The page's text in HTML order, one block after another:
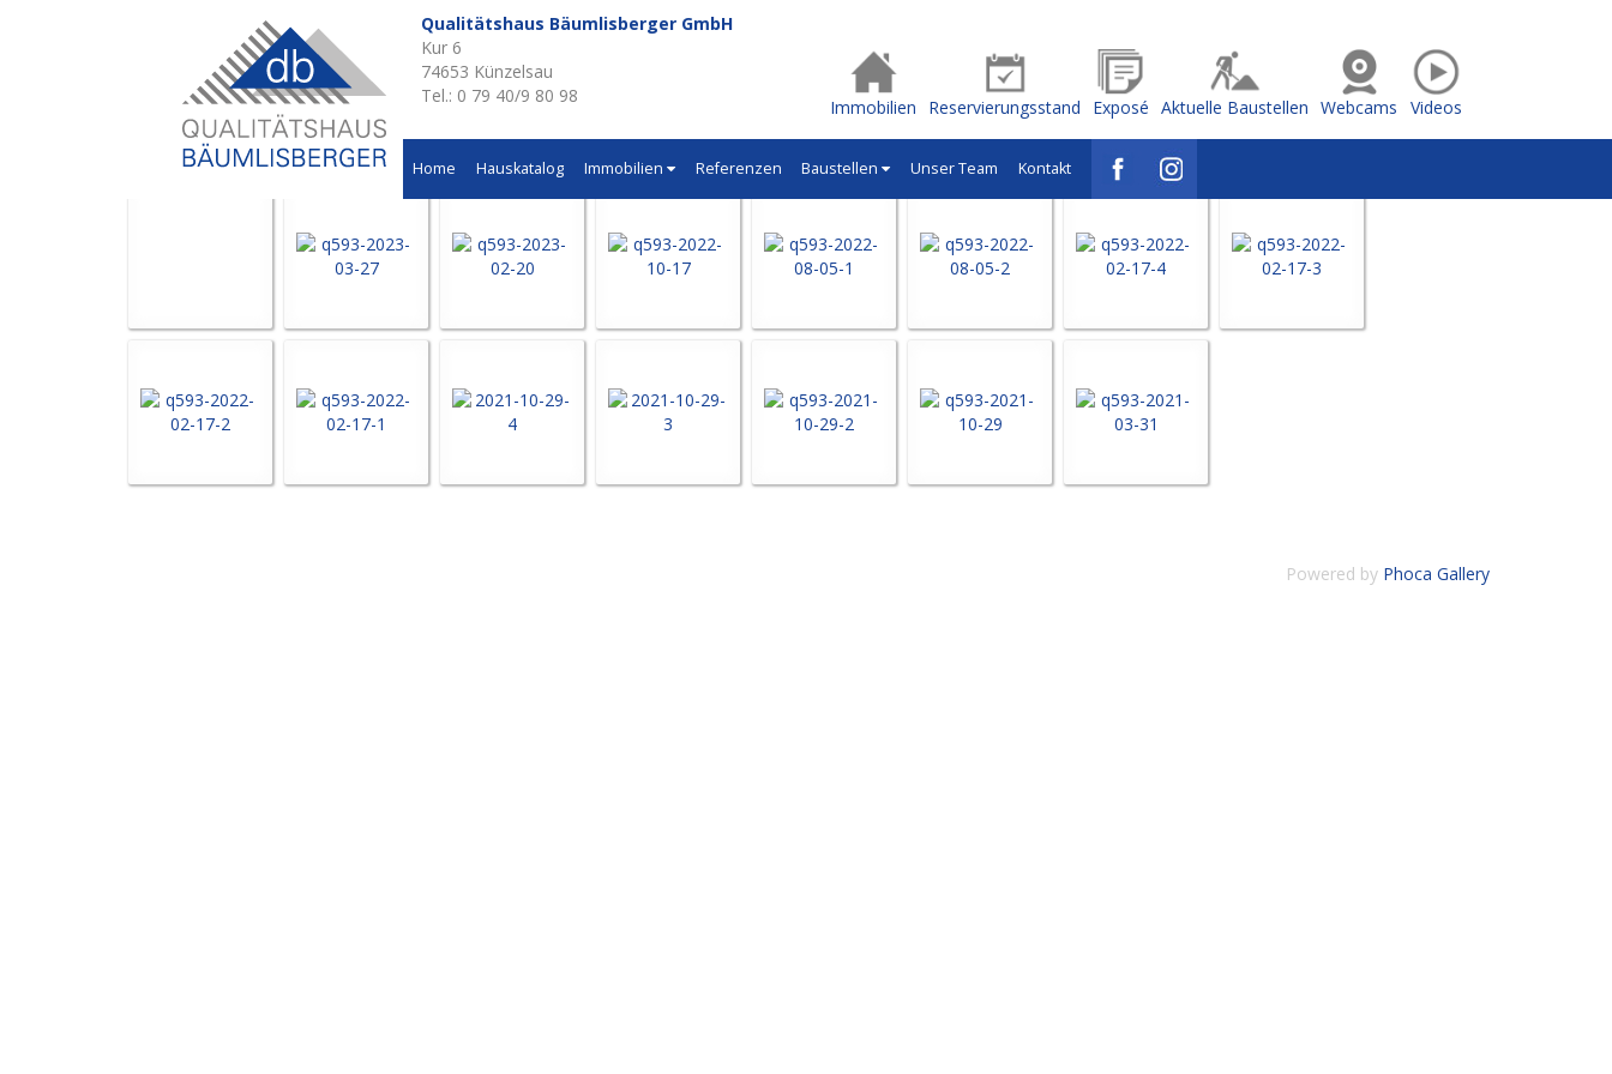
Qualitätshaus Bäumlisberger GmbH
Kur 6
74653 Künzelsau
Tel.: 0 79 40/9 80 98
Immobilien Reservierungsstand Exposé Aktuelle Baustellen Webcams Videos
Home Hauskatalog Immobilien Referenzen Baustellen Unser Team Kontakt
Aktuelle Baustellen - Q593
Mehrfamilienhaus in Hohebach
Powered by Phoca Gallery